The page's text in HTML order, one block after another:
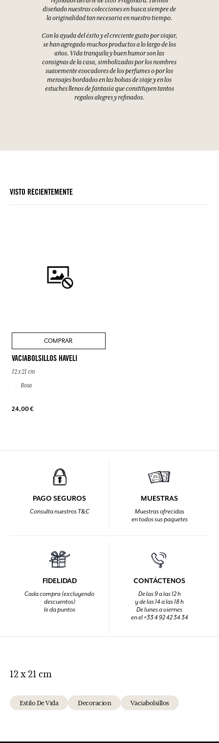
diseñado nuestras colecciones en busca siempre de
la originalidad tan necesaria en nuestro tiempo.
Con la ayuda del éxito y el creciente gusto por viajar,
se han agregado muchos productos a lo largo de los
años. Vida tranquila y buen humor son las
consignas de la casa, simbolizadas por los nombres
suavemente evocadores de los perfumes o por los
mensajes bordados en las bolsas de viaje y en los
estuches llenos de fantasía que constituyen tantos
regalos alegres y refinados.
VISTO RECIENTEMENTE
COMPRAR
VACIABOLSILLOS HAVELI
12 x 21 cm
Rosa
24,00 €
PAGO SEGUROS
Consulta nuestros T&C
MUESTRAS
Muestras ofrecidas
en todos sus paquetes
FIDELIDAD
Cada compra (excluyendo
descuentos)
le da puntos
CONTÁCTENOS
De las 9 a las 12 h
y de las 14 a las 18 h
De lunes a viernes
en el +33 4 92 42 34 34
12 x 21 cm
Estilo De Vida Decoracion Vaciabolsillos